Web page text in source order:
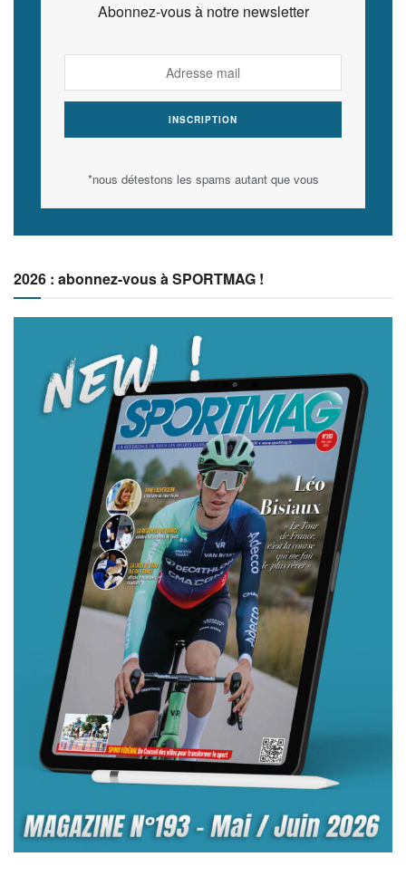
Abonnez-vous à notre newsletter
*nous détestons les spams autant que vous
2026 : abonnez-vous à SPORTMAG !